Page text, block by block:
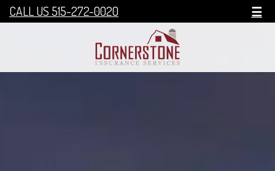
CALL US 515-272-0020 ☰